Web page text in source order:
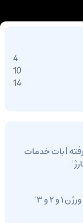
4
10
14
| بات خدمات
و ۳'